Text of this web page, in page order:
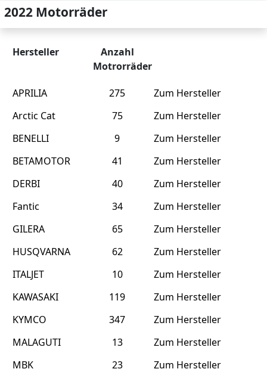
2022 Motorräder
Hersteller
Anzahl
Motrorräder
APRILIA 275
Zum Hersteller
Arctic Cat
75
Zum Hersteller
BENELLI
9
Zum Hersteller
BETAMOTOR
41
Zum Hersteller
DERBI
40
Zum Hersteller
Fantic
34
Zum Hersteller
GILERA
65
Zum Hersteller
HUSQVARNA
62
Zum Hersteller
ITALJET
10
Zum Hersteller
KAWASAKI
119
Zum Hersteller
KYMCO
347
Zum Hersteller
MALAGUTI
13
Zum Hersteller
MBK
23
Zum Hersteller